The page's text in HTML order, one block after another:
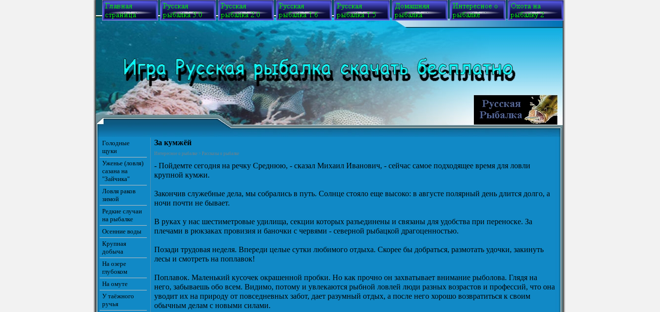
За кумжёй
Интересное о рыбалке > Рассказы о рыбалке
- Пойдемте сегодня на речку Среднюю, - сказал Михаил Иванович, - сейчас самое подходящее время для ловли
крупной кумжи.
Закончив служебные дела, мы собрались в путь. Солнце стояло еще высоко: в августе полярный день длится долго, а
ночи почти не бывает.
В руках у нас шестиметровые удилища, секции которых разъединены и связаны для удобства при переноске. За
плечами в рюкзаках провизия и баночки с червями - северной рыбацкой драгоценностью.
Позади трудовая неделя. Впереди целые сутки любимого отдыха. Скорее бы добраться, размотать удочки, закинуть
лесы и смотреть на поплавок!
Поплавок. Маленький кусочек окрашенной пробки. Но как прочно он захватывает внимание рыболова. Глядя на
него, забываешь обо всем. Видимо, потому и увлекаются рыбной ловлей люди разных возрастов и профессий, что она
уводит их на природу от повседневных забот, дает разумный отдых, а после него хорошо возвратиться к своим
обычным делам с новыми силами.
Голодные
щуки
Уженье (ловля)
сазана на
"Зайчика"
Ловля раков
зимой
Редкие случаи
на рыбалке
Осенние воды
Крупная
добыча
На озере
глубоком
На омуте
У таёжного
ручья